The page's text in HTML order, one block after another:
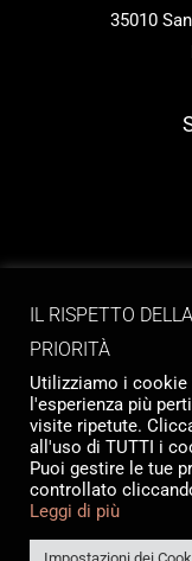
35010
IL RISPETTO
PRIORITÀ
Utilizziamo i
l'esperienza più
visite ripetute.
all'uso di TUTTI i
Puoi gestire le tue
controllato
Leggi di più